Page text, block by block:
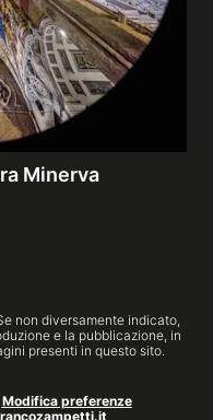
Minerva
non diversamente indicato,
e la pubblicazione, in
presenti in questo sito.
Modifica preferenze